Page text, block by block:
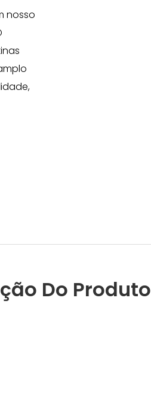
nosso
Do Produto